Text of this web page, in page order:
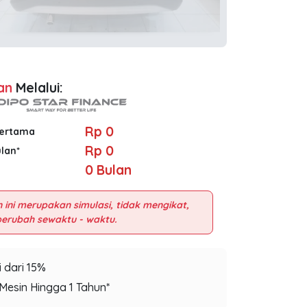
Melalui:
Rp 0
Rp 0
0Bulan
ini merupakan simulasi, tidak mengikat,
dari 15%
Hingga 1 Tahun*